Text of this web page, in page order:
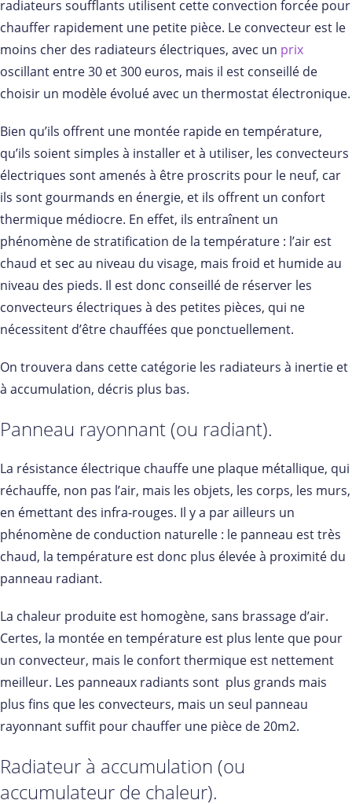
radiateurs soufflants utilisent cette convection forcée pour
chauffer rapidement une petite pièce. Le convecteur est le
moins cher des radiateurs électriques, avec un prix
oscillant entre 30 et 300 euros, mais il est conseillé de
choisir un modèle évolué avec un thermostat électronique.
Bien qu’ils offrent une montée rapide en température,
qu’ils soient simples à installer et à utiliser, les convecteurs
électriques sont amenés à être proscrits pour le neuf, car
ils sont gourmands en énergie, et ils offrent un confort
thermique médiocre. En effet, ils entraînent un
phénomène de stratification de la température : l’air est
chaud et sec au niveau du visage, mais froid et humide au
niveau des pieds. Il est donc conseillé de réserver les
convecteurs électriques à des petites pièces, qui ne
nécessitent d’être chauffées que ponctuellement.
On trouvera dans cette catégorie les radiateurs à inertie et
à accumulation, décris plus bas.
Panneau rayonnant (ou radiant).
La résistance électrique chauffe une plaque métallique, qui
réchauffe, non pas l’air, mais les objets, les corps, les murs,
en émettant des infra-rouges. Il y a par ailleurs un
phénomène de conduction naturelle : le panneau est très
chaud, la température est donc plus élevée à proximité du
panneau radiant.
La chaleur produite est homogène, sans brassage d’air.
Certes, la montée en température est plus lente que pour
un convecteur, mais le confort thermique est nettement
meilleur. Les panneaux radiants sont plus grands mais
plus fins que les convecteurs, mais un seul panneau
rayonnant suffit pour chauffer une pièce de 20m2.
Radiateur à accumulation (ou
accumulateur de chaleur).